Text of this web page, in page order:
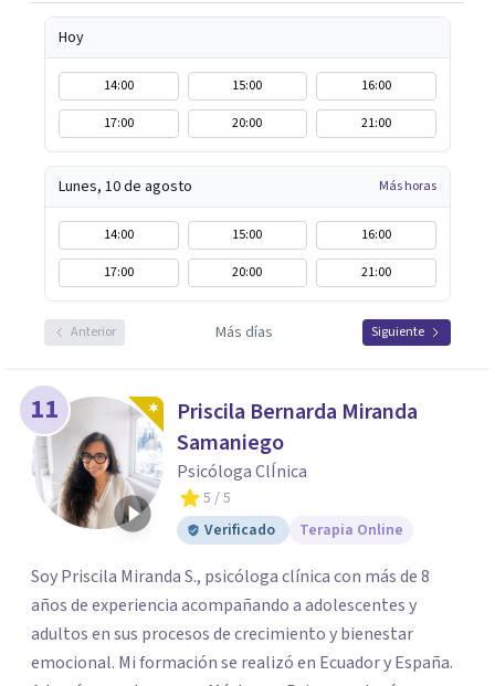
Hoy
14:00 15:00
16:00
17:00
20:00 21:00
Lunes, 10 de agosto Más horas
14:00 15:00
16:00
17:00
20:00 21:00
Anterior Más días Siguiente
11
Priscila Bernarda Miranda
Samaniego
Psicóloga ClÍnica
5 / 5
Verificado
Terapia Online
Soy Priscila Miranda S., psicóloga clínica con más de 8
años de experiencia acompañando a adolescentes y
adultos en sus procesos de crecimiento y bienestar
emocional. Mi formación se realizó en Ecuador y España.